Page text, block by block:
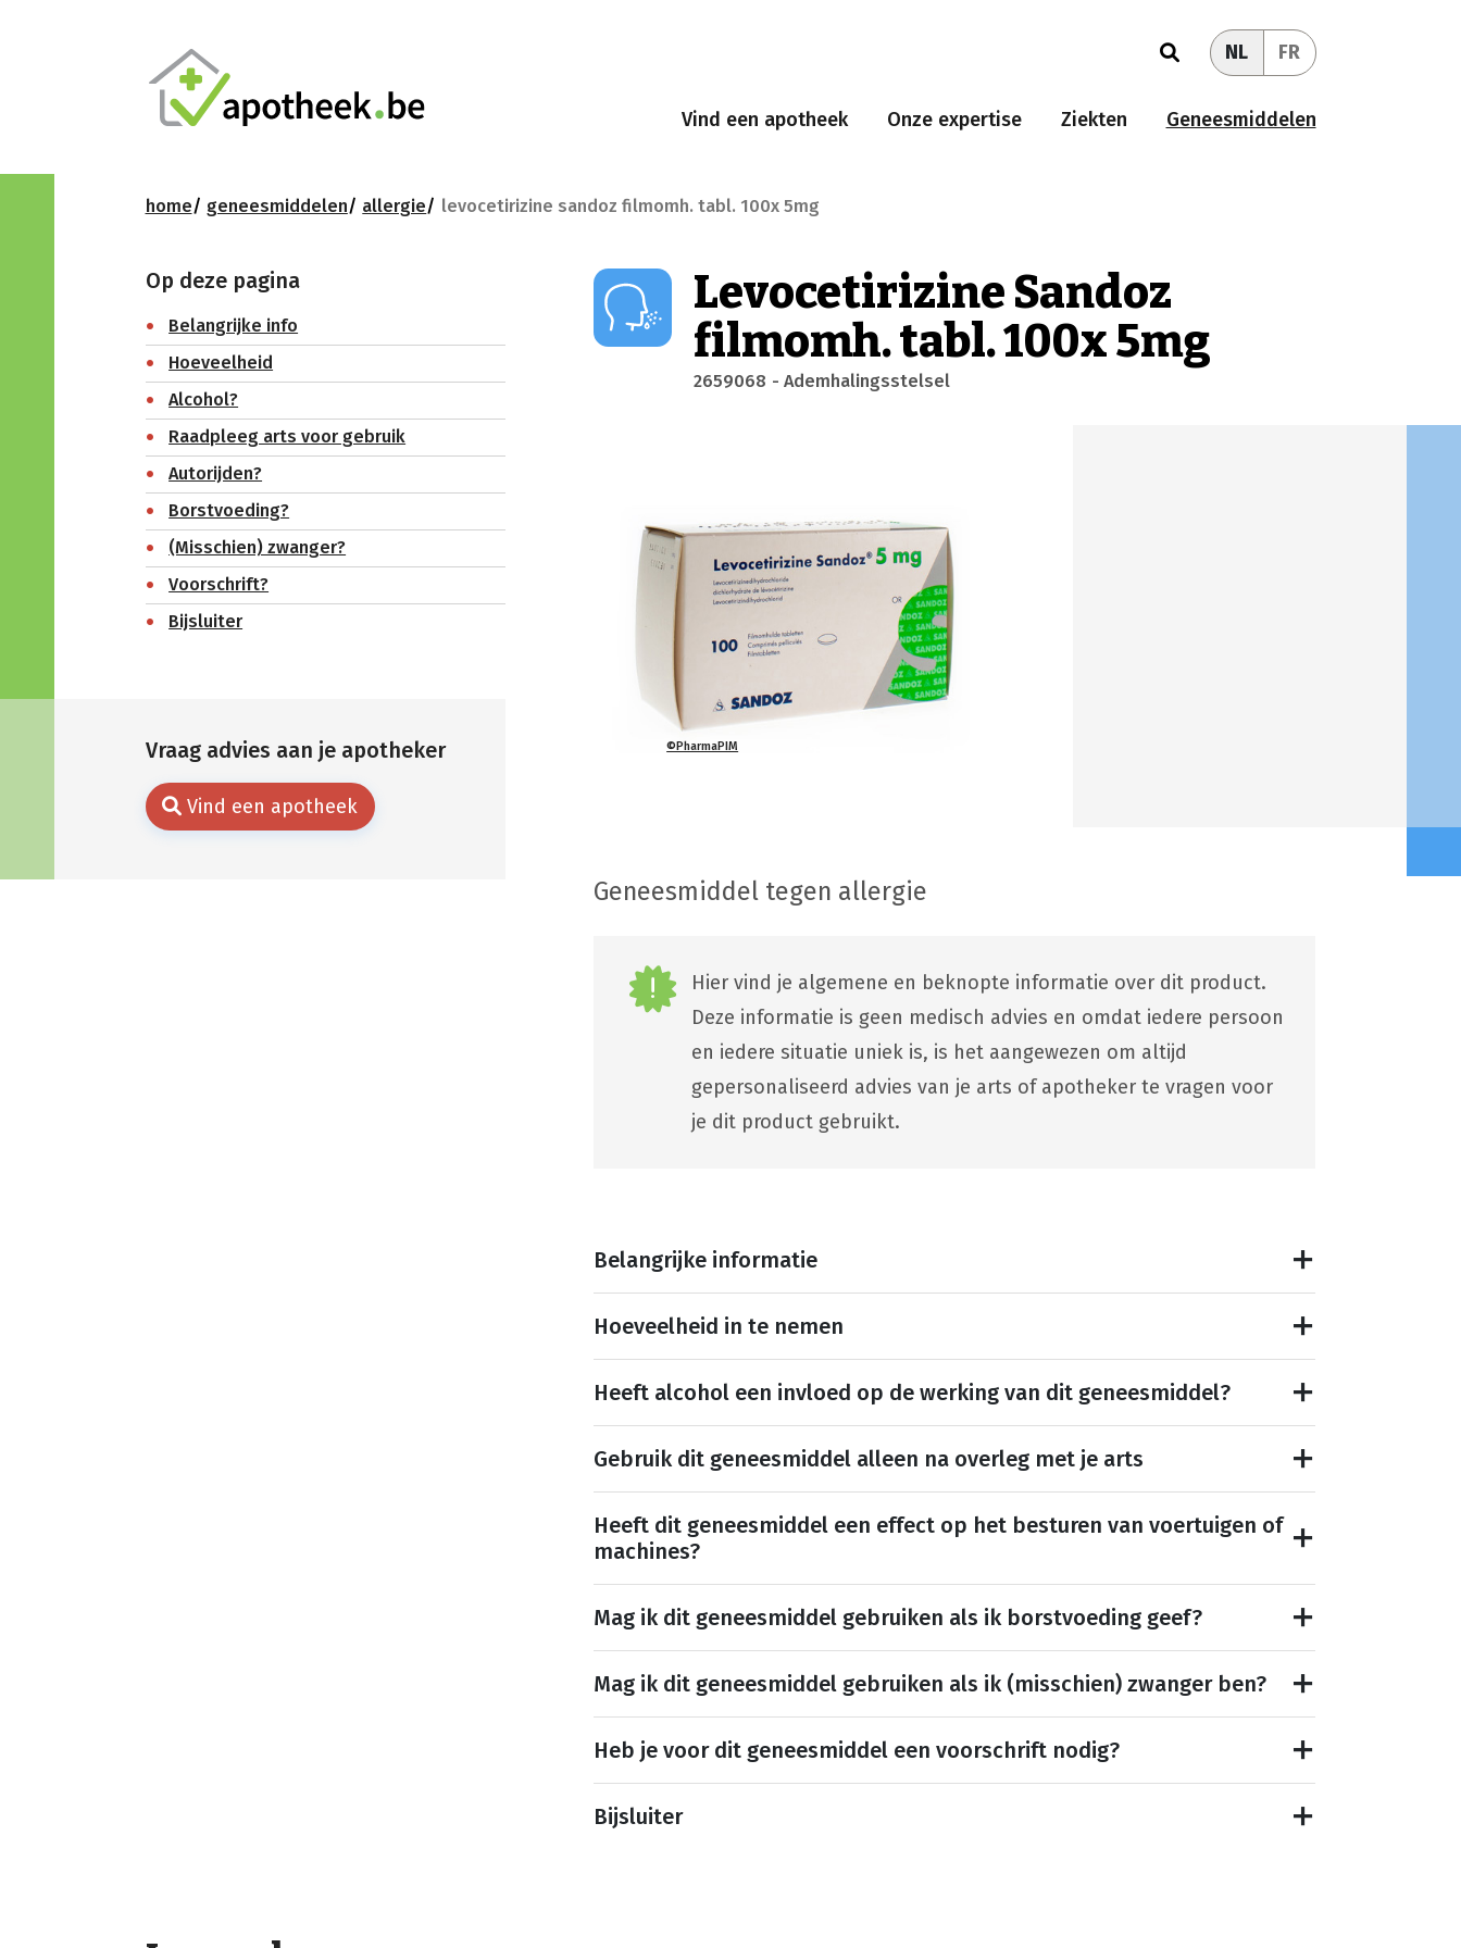
NL FR
Vind een apotheek Onze expertise Ziekten Geneesmiddelen
home geneesmiddelen allergie levocetirizine sandoz filmomh. tabl. 100x 5mg
Vraag advies aan je apotheker
Vind een apotheek
Op deze pagina
Belangrijke info
Hoeveelheid
Alcohol?
Raadpleeg arts voor gebruik
Autorijden?
Borstvoeding?
(Misschien) zwanger?
Voorschrift?
Bijsluiter
Levocetirizine Sandoz
filmomh. tabl. 100x 5mg
2659068 - Ademhalingsstelsel
©PharmaPIM
Geneesmiddel tegen allergie
Hier vind je algemene en beknopte informatie over dit product.
Deze informatie is geen medisch advies en omdat iedere persoon
en iedere situatie uniek is, is het aangewezen om altijd
gepersonaliseerd advies van je arts of apotheker te vragen voor
je dit product gebruikt.
Belangrijke informatie
Hoeveelheid in te nemen
Heeft alcohol een invloed op de werking van dit geneesmiddel?
Gebruik dit geneesmiddel alleen na overleg met je arts
Heeft dit geneesmiddel een effect op het besturen van voertuigen of
machines?
Mag ik dit geneesmiddel gebruiken als ik borstvoeding geef?
Mag ik dit geneesmiddel gebruiken als ik (misschien) zwanger ben?
Heb je voor dit geneesmiddel een voorschrift nodig?
Bijsluiter